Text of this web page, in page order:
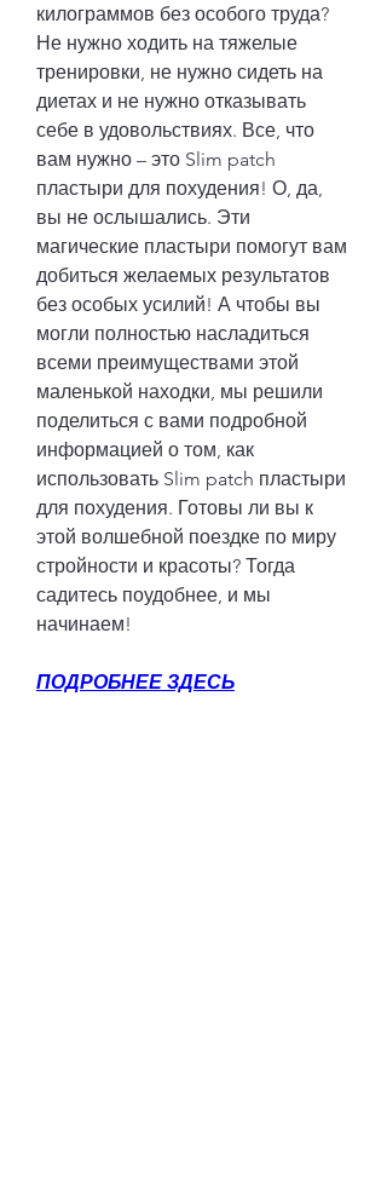
килограммов без особого труда?
Не нужно ходить на тяжелые
тренировки, не нужно сидеть на
диетах и не нужно отказывать
себе в удовольствиях. Все, что
вам нужно – это Slim patch
пластыри для похудения! О, да,
вы не ослышались. Эти
магические пластыри помогут вам
добиться желаемых результатов
без особых усилий! А чтобы вы
могли полностью насладиться
всеми преимуществами этой
маленькой находки, мы решили
поделиться с вами подробной
информацией о том, как
использовать Slim patch пластыри
для похудения. Готовы ли вы к
этой волшебной поездке по миру
стройности и красоты? Тогда
садитесь поудобнее, и мы
начинаем!
ПОДРОБНЕЕ ЗДЕСЬ